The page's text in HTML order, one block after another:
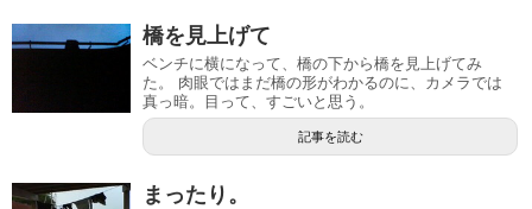
橋を見上げて
ベンチに横になって、橋の下から橋を見上げてみ
た。 肉眼ではまだ橋の形がわかるのに、カメラでは
真っ暗。目って、すごいと思う。
記事を読む
まったり。